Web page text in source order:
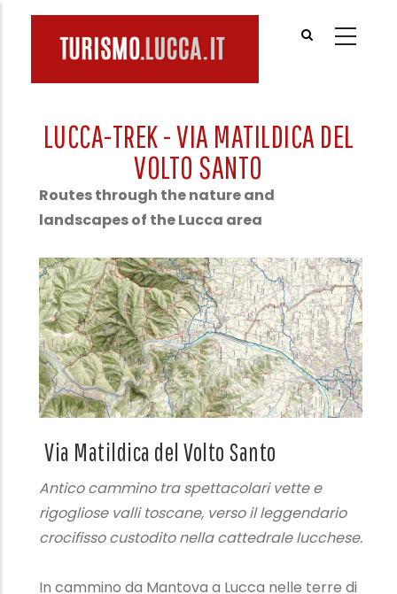
contenuto
LUCCA-TREK - VIA MATILDICA DEL
VOLTO SANTO
Routes through the nature and
landscapes of the Lucca area
Via Matildica del Volto Santo
Antico cammino tra spettacolari vette e
rigogliose valli toscane, verso il leggendario
crocifisso custodito nella cattedrale lucchese.
In cammino da Mantova a Lucca nelle terre di